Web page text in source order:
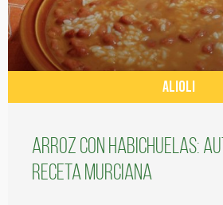
ALIOLI
Arroz con habichuelas:
receta murciana